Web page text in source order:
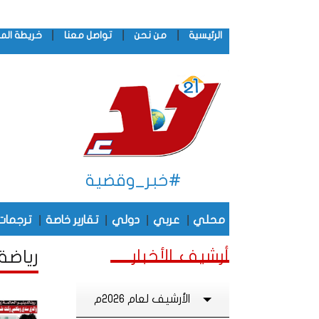
الرئيسية من نحن تواصل معنا خريطة
#خبر_وقضية
محلي عربي دولي تقارير خاصة
أرشيف الأخبار
الأرشيف لعام 2026م